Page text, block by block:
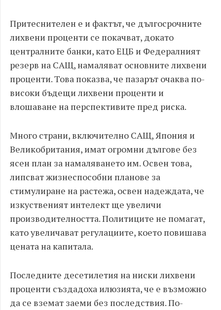
Притеснителен е и фактът, че дългосрочните
лихвени проценти се покачват, докато
централните банки, като ЕЦБ и Федералният
резерв на САЩ, намаляват основните лихвени
проценти. Това показва, че пазарът очаква по-
високи бъдещи лихвени проценти и
влошаване на перспективите пред риска.
Много страни, включително САЩ, Япония и
Великобритания, имат огромни дългове без
ясен план за намаляването им. Освен това,
липсват жизнеспособни планове за
стимулиране на растежа, освен надеждата, че
изкуственият интелект ще увеличи
производителността. Политиците не помагат,
като увеличават регулациите, което повишава
цената на капитала.
Последните десетилетия на ниски лихвени
проценти създадоха илюзията, че е възможно
да се вземат заеми без последствия. По-